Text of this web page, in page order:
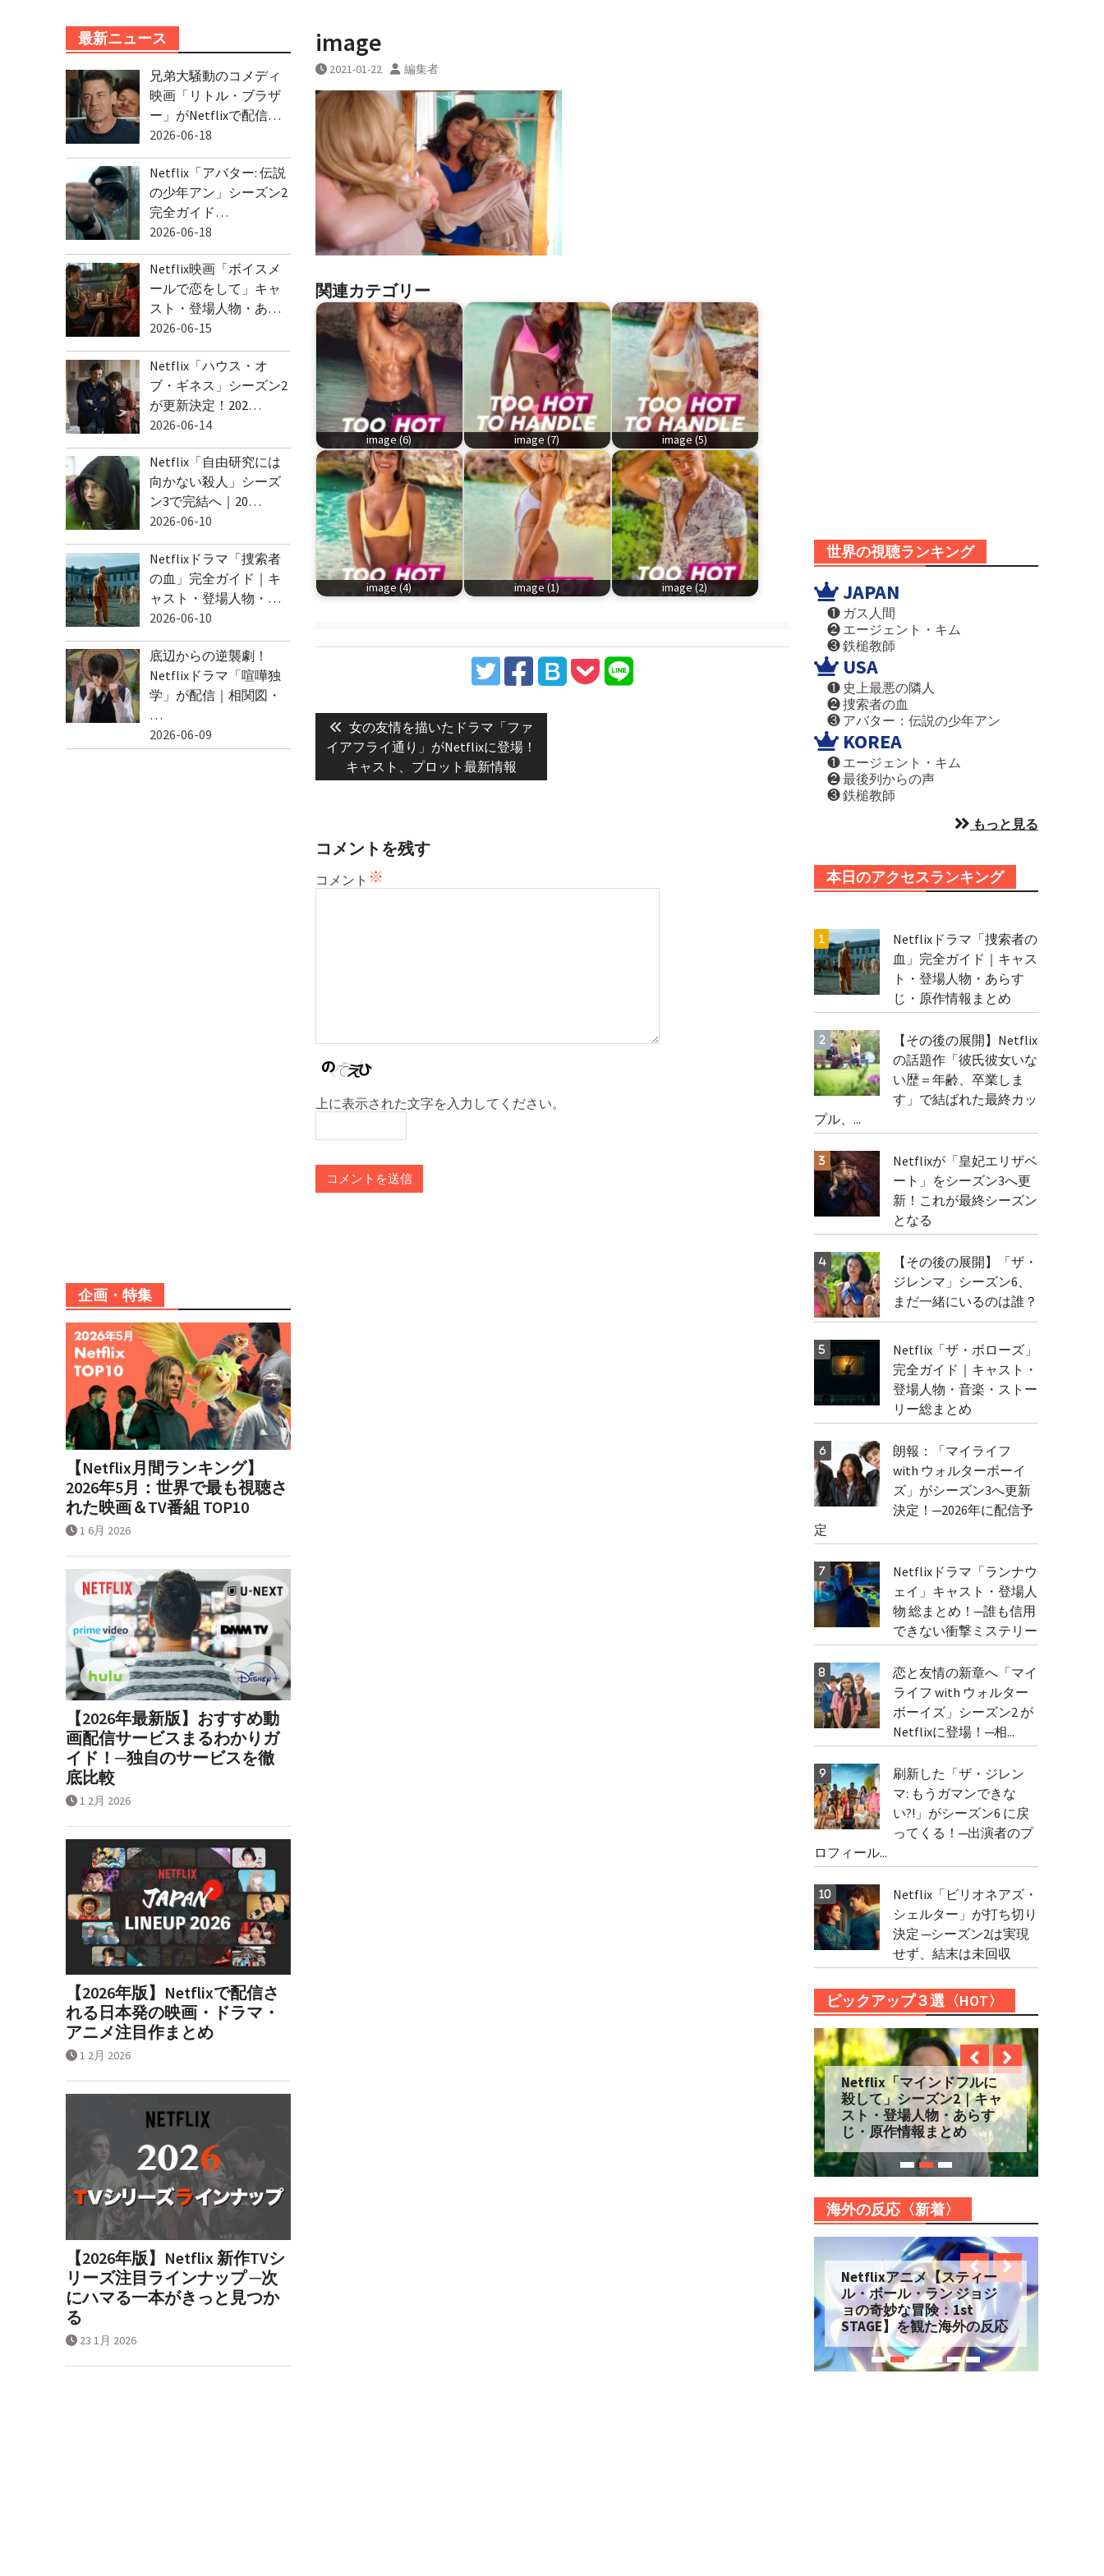
image
2021-01-22 編集者
関連カテゴリー
image (6) image (7) image (5)
image (4) image (1) image (2)
投
稿
ナ
ビ
シ
ン
Previous
post:
女の友情を描いたドラマ「ファ
イアフライ通り」がNetflixに登場！
キャスト、プロット最新情報
コメントを残す
コメント ※
上に表示された文字を入力してください。
世界の視聴ランキング
JAPAN
❶ ガス人間
❷ エージェント・キム
❸ 鉄槌教師
USA
❶ 史上最悪の隣人
❷ 捜索者の血
❸ アバター：伝説の少年アン
KOREA
❶ エージェント・キム
❷ 最後列からの声
❸ 鉄槌教師
もっと見る
本日のアクセスランキング
Netflixドラマ「捜索者の
血」完全ガイド｜キャス
ト・登場人物・あらす
じ・原作情報まとめ
【その後の展開】Netflix
の話題作「彼氏彼女いな
い歴＝年齢、卒業しま
す」で結ばれた最終カッ
プル、...
Netflixが「皇妃エリザベ
ート」をシーズン3へ更
新！これが最終シーズン
となる
【その後の展開】「ザ・
ジレンマ」シーズン6、
まだ一緒にいるのは誰？
Netflix「ザ・ボローズ」
完全ガイド｜キャスト・
登場人物・音楽・ストー
リー総まとめ
朗報：「マイライフ
with ウォルターボーイ
ズ」がシーズン3へ更新
決定！─2026年に配信予
定
Netflixドラマ「ランナウ
ェイ」キャスト・登場人
物 総まとめ！─誰も信用
できない衝撃ミステリー
恋と友情の新章へ「マイ
ライフ with ウォルター
ボーイズ」シーズン2 が
Netflixに登場！─相...
刷新した「ザ・ジレン
マ: もうガマンできな
い?!」がシーズン6 に戻
ってくる！─出演者のプ
ロフィール...
Netflix「ビリオネアズ・
シェルター」が打ち切り
決定 ─シーズン2は実現
せず、結末は未回収
ピックアップ３選〈HOT〉
Netflix「マインドフルに
殺して」シーズン2｜キャ
スト・登場人物・あらす
じ・原作情報まとめ
海外の反応〈新着〉
Netflixアニメ【スティー
ル・ボール・ラン ジョジ
ョの奇妙な冒険：1st
STAGE】を観た海外の反応
最新ニュース
兄弟大騒動のコメディ
映画「リトル・ブラザ
ー」がNetflixで配信…
2026-06-18
Netflix「アバター: 伝説
の少年アン」シーズン2
完全ガイド…
2026-06-18
Netflix映画「ボイスメ
ールで恋をして」キャ
スト・登場人物・あ…
2026-06-15
Netflix「ハウス・オ
ブ・ギネス」シーズン2
が更新決定！202…
2026-06-14
Netflix「自由研究には
向かない殺人」シーズ
ン3で完結へ｜20…
2026-06-10
Netflixドラマ「捜索者
の血」完全ガイド｜キ
ャスト・登場人物・…
2026-06-10
底辺からの逆襲劇！
Netflixドラマ「喧嘩独
学」が配信｜相関図・
…
2026-06-09
企画・特集
【Netflix月間ランキング】
2026年5月：世界で最も視聴さ
れた映画＆TV番組 TOP10
1 6月 2026
【2026年最新版】おすすめ動
画配信サービスまるわかりガ
イド！─独自のサービスを徹
底比較
1 2月 2026
【2026年版】Netflixで配信さ
れる日本発の映画・ドラマ・
アニメ注目作まとめ
1 2月 2026
【2026年版】Netflix 新作TVシ
リーズ注目ラインナップ ─次
にハマる一本がきっと見つか
る
23 1月 2026